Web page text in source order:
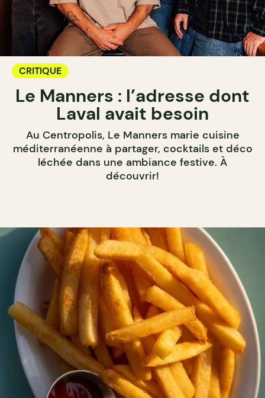
CRITIQUE
Le Manners : l’adresse dont
Laval avait besoin
Au Centropolis, Le Manners marie cuisine
méditerranéenne à partager, cocktails et déco
léchée dans une ambiance festive. À
découvrir!